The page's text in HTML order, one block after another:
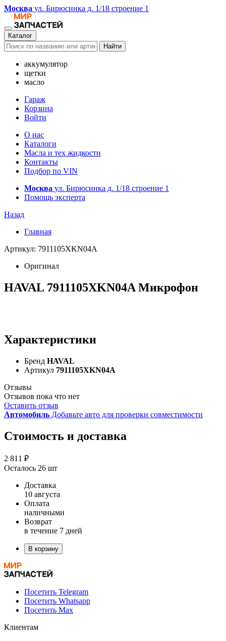
Москва ул. Бирюсинка д. 1/18 строение 1
Каталог
Найти
аккумулятор
щетки
масло
Гараж
Корзина
Войти
О нас
Каталоги
Масла и тех жидкости
Контакты
Подбор по VIN
Москва ул. Бирюсинка д. 1/18 строение 1
Помощь эксперта
Назад
Главная
Артикул: 7911105XKN04A
Оригинал
HAVAL 7911105XKN04A Микрофон
Характеристики
Бренд HAVAL
Артикул 7911105XKN04A
Отзывы
Отзывов пока что нет
Оставить отзыв
Автомобиль Добавьте авто для проверки совместимости
Стоимость и доставка
2 811 ₽
Осталось 26 шт
Доставка
10 августа
Оплата
наличными
Возврат
в течение 7 дней
В корзину
Посетить Telegram
Посетить Whatsapp
Посетить Max
Клиентам